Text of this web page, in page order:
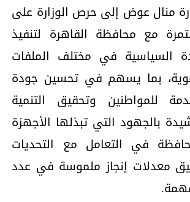
منال عوض إلى حرص الوزارة على
مع محافظة القاهرة لتنفيذ
السياسية في مختلف الملفات
بما يسهم في تحسين جودة
للمواطنين وتحقيق التنمية
بالجهود التي تبذلها الأجهزة
في التعامل مع التحديات
معدلات إنجاز ملموسة في عدد